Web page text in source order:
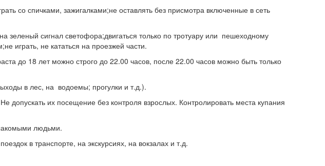
со спичками, зажигалками;не оставлять без присмотра включенные в сеть
зеленый сигнал светофора;двигаться только по тротуару или пешеходному
играть, не кататься на проезжей части.
до 18 лет можно строго до 22.00 часов, после 22.00 часов можно быть только
в лес, на водоемы; прогулки и т.д.).
их посещение без контроля взрослых. Контролировать места купания
людьми.
в транспорте, на экскурсиях, на вокзалах и т.д.